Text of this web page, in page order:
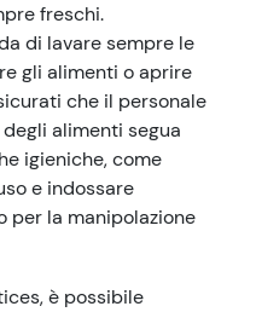
freschi.
di lavare sempre le
gli alimenti o aprire
che il personale
alimenti segua
igieniche, come
e indossare
per la manipolazione
è possibile